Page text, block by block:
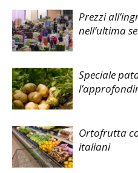
Prezzi
nell’ultima
Speciale
Ortofrutta
italiani